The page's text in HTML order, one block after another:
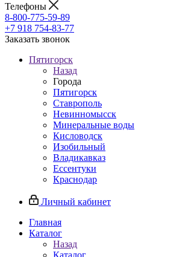
Телефоны
8-800-775-59-89
+7 918 754-83-77
Заказать звонок
Пятигорск
Назад
Города
Пятигорск
Ставрополь
Невинномысск
Минеральные воды
Кисловодск
Изобильный
Владикавказ
Ессентуки
Краснодар
Личный кабинет
Главная
Каталог
Назад
Каталог